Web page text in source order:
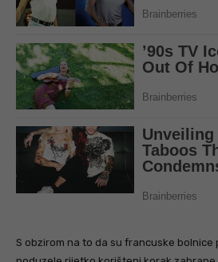
S obzirom na to da su francuske